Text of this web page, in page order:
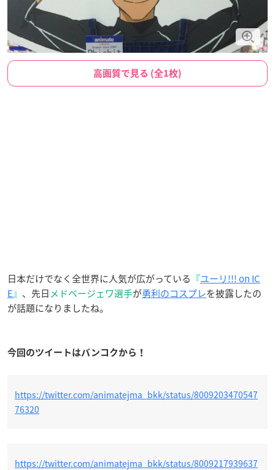
高画質で見る (全1枚)
日本だけでなく全世界に人気が広がっている 『ユーリ!!! on IC
E』 、先日メドベージェワ選手が勇利のコスプレを披露したの
が話題になりましたね。
今回のツイートはバンコクから！
https://twitter.com/animatejma_bkk/status/8009203470547
76320
https://twitter.com/animatejma_bkk/status/8009217939637